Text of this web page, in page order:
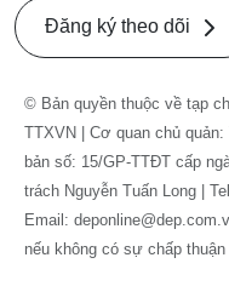
Đăng ký theo dõi
© Bản quyền thuộc về tạp
TTXVN | Cơ quan chủ
bản số: 15/GP-TTĐT cấp
trách Nguyễn Tuấn Long |
Email:
nếu không có sự chấp